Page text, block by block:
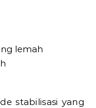
lemah
stabilisasi yang